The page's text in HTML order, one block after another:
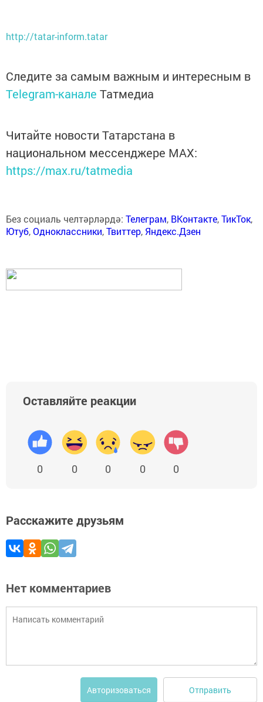
http://tatar-inform.tatar
Следите за самым важным и интересным в
Telegram-канале Татмедиа
Читайте новости Татарстана в
национальном мессенджере MАХ:
https://max.ru/tatmedia
Без социаль челтәрләрдә: Телеграм, ВКонтакте,ТикТок,
Ютуб,Одноклассники,Твиттер, Яндекс.Дзен
Оставляйте реакции
0 0 0 0 0
Расскажите друзьям
Нет комментариев
Авторизоваться Отправить